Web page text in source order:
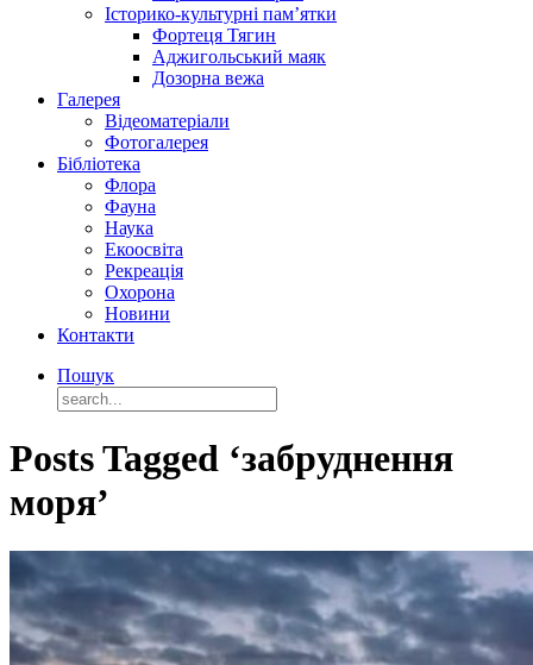
Історико-культурні пам’ятки
Фортеця Тягин
Аджигольський маяк
Дозорна вежа
Галерея
Відеоматеріали
Фотогалерея
Бібліотека
Флора
Фауна
Наука
Екоосвіта
Рекреація
Охорона
Новини
Контакти
Пошук
Posts Tagged ‘забруднення
моря’